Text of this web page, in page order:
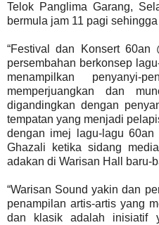
Telok Panglima Garang,
bermula jam 11 pagi
“Festival dan Konsert 60an
persembahan berkonsep
menampilkan
memperjuangkan dan
digandingkan dengan
tempatan yang menjadi
dengan imej lagu-lagu
Ghazali ketika sidang
adakan di Warisan Hall baru-
“Warisan Sound yakin dan
penampilan artis-artis yang
dan klasik adalah inisiatif